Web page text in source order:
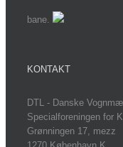
bane.
KONTAKT
DTL - Danske
Specialforeningen for
Grønningen 17, mezz